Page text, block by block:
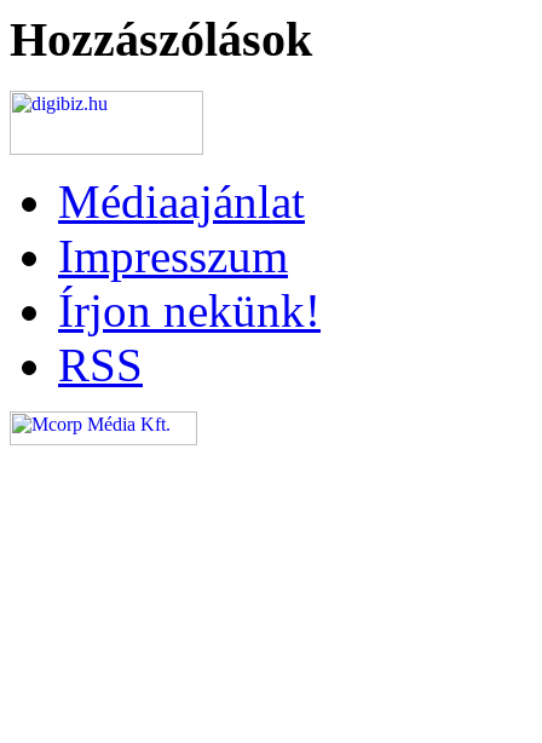
Hozzászólások
Médiaajánlat
Impresszum
Írjon nekünk!
RSS